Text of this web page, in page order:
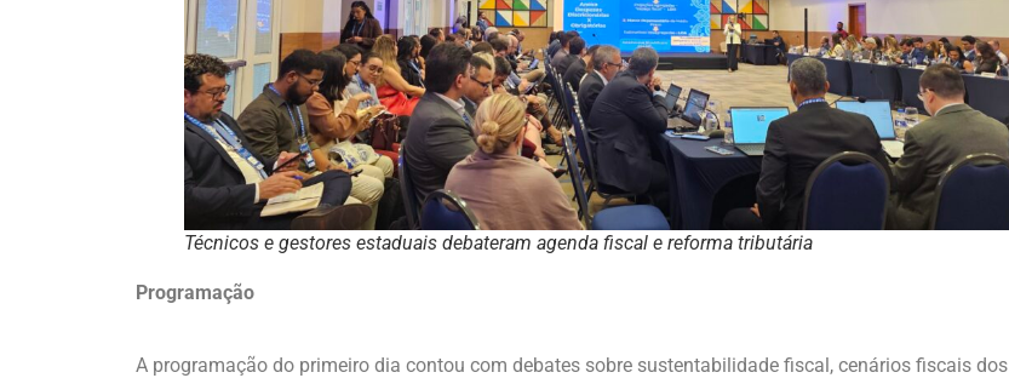
Técnicos e gestores estaduais debateram agenda fiscal e reforma tributária
Programação
A programação do primeiro dia contou com debates sobre sustentabilidade fiscal, cenários fiscais dos